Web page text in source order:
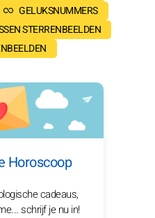
GELUKSNUMMERS
STERRENBEELDEN
Horoscoop
cadeaus,
schrijf je nu in!